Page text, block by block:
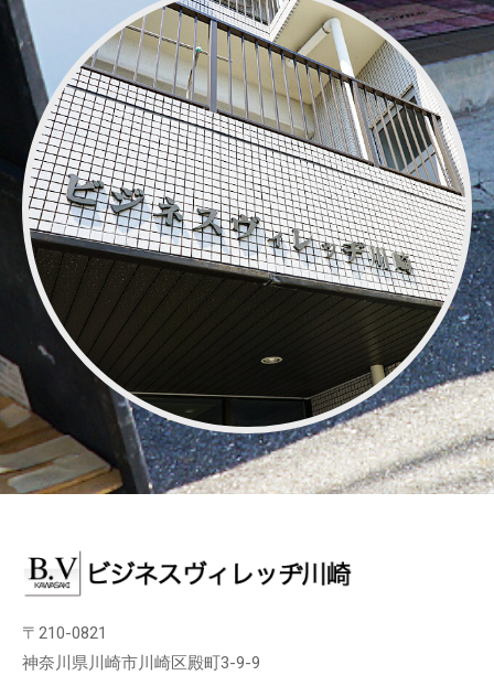
〒210-0821
神奈川県川崎市川崎区殿町3-9-9